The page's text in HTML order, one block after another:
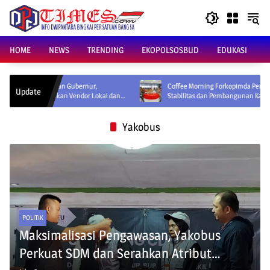
content
HOME
NEWS TRENDING EKOPOLSOSBUD EDUKASI
Update
Gubernur,
Vendor Lokal dan
Coffee Morning Forkopimda Perkuat Sinergi Jaga
Stabilitas dan Pembangunan Kaltara
Yakobus
POLITIK
Maksimalisasi Pengawasan, Yakobus
Perkuat SDM dan Serahkan Atribut